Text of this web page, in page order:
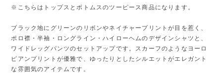
※こちらはトップスとボトムスのツーピース商品になります。
ブラック地にグリーンのリボンやネイチャープリントが目を惹く、
ポロ襟・半袖・ロングライン・ハイローヘムのデザインシャツと、
ワイドレッグパンツのセットアップです。スカーフのようなヨーロ
ピアンプリントが優雅で、ゆったりとしたシルエットがエレガント
な雰囲気のアイテムです。